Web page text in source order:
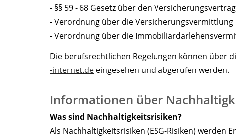
- §§ 59 - 68 Gesetz über den Versicherungsvertrag
- Verordnung über die Versicherungsvermittlung
- Verordnung über die
Die berufsrechtlichen Regelungen können über
-internet.de eingesehen und abgerufen werden.
Informationen über
Was sind Nachhaltigkeitsrisiken?
Als Nachhaltigkeitsrisiken (ESG-Risiken) werden